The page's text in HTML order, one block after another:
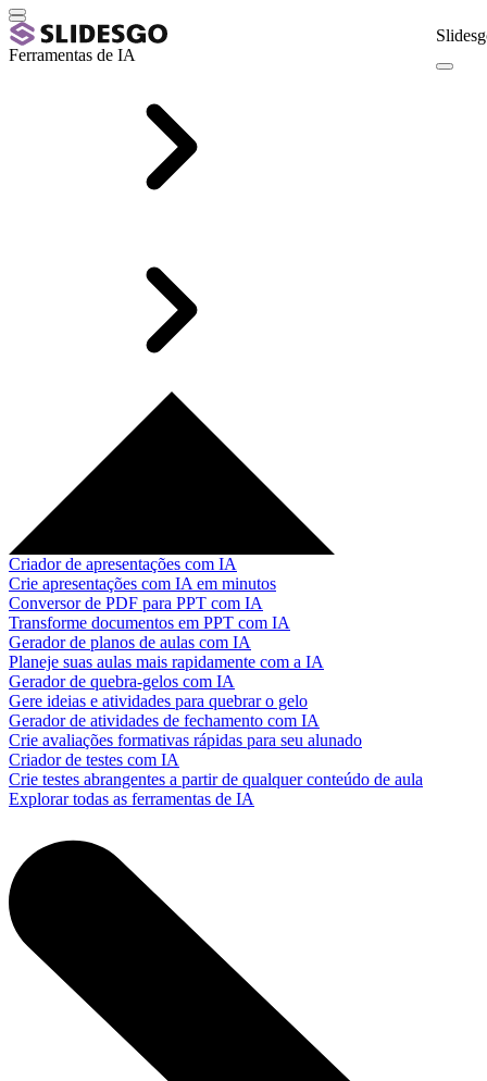
Ferramentas de IA
Criador de apresentações com IA
Crie apresentações com IA em minutos
Conversor de PDF para PPT com IA
Transforme documentos em PPT com IA
Gerador de planos de aulas com IA
Planeje suas aulas mais rapidamente com a IA
Gerador de quebra-gelos com IA
Gere ideias e atividades para quebrar o gelo
Gerador de atividades de fechamento com IA
Crie avaliações formativas rápidas para seu alunado
Criador de testes com IA
Crie testes abrangentes a partir de qualquer conteúdo de aula
Explorar todas as ferramentas de IA